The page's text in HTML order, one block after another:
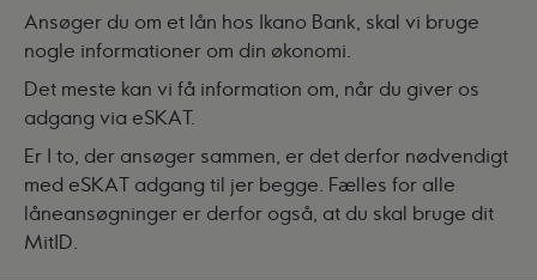
Ansøger du om et lån hos Ikano Bank, skal vi bruge
nogle informationer om din økonomi.
Det meste kan vi få information om, når du giver os
adgang via eSKAT.
Er I to, der ansøger sammen, er det derfor nødvendigt
med eSKAT adgang til jer begge. Fælles for alle
låneansøgninger er derfor også, at du skal bruge dit
MitID.